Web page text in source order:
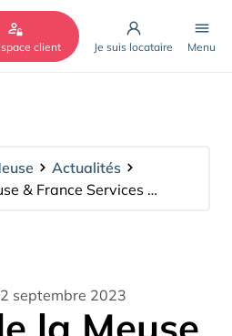
client Je suis locataire Menu
Actualités
L’OPH de la Meuse & France Services main dans la main
septembre 2023